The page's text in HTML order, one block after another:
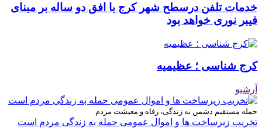
خدمات تلفن درسطح شهر کرج با افق دو ساله بر مبنای
فیبر نوری خواهد بود
کرج شناسی ؛ عظیمیه
آرشیو
حمله مستقیم دشمن به زندگی، رفاه و معیشت مردم
تخریب زیرساخت ها و اموال عمومی حمله به زندگی مردم است